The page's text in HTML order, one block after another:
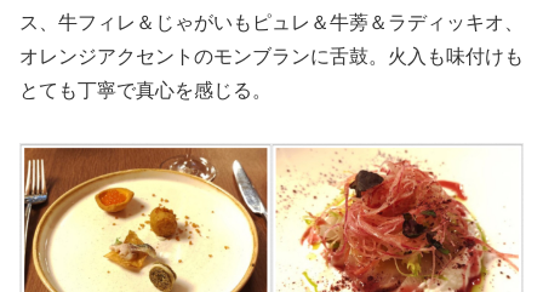
ス、牛フィレ＆じゃがいもピュレ＆牛蒡＆ラディッキオ、
オレンジアクセントのモンブランに舌鼓。火入も味付けも
とても丁寧で真心を感じる。